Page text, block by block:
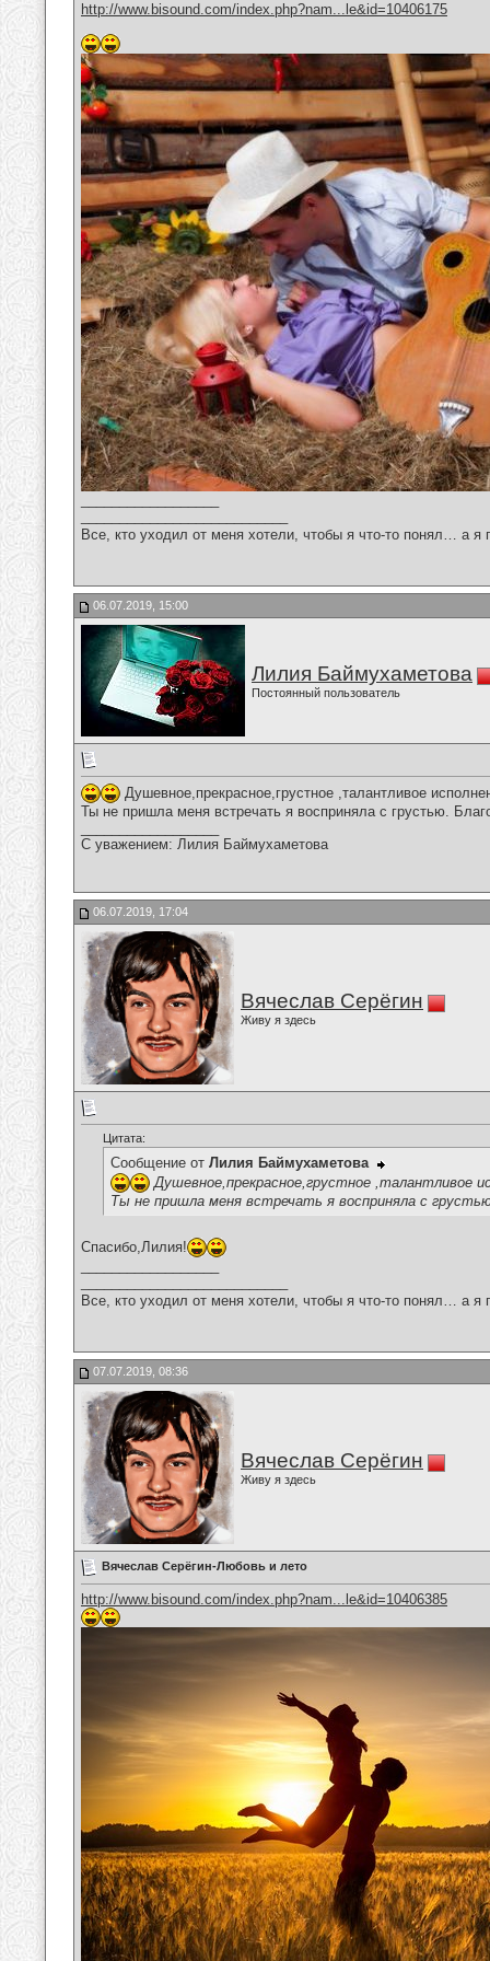
http://www.bisound.com/index.php?nam...le&id=10406175
Все, кто уходил от меня хотели, чтобы я что-то понял… а
06.07.2019, 15:00
Лилия Баймухаметова
Постоянный пользователь
Душевное,прекрасное,грустное ,талантливое
Ты не пришла меня встречать я восприняла с грустью.
С уважением: Лилия Баймухаметова
06.07.2019, 17:04
Вячеслав Серёгин
Живу я здесь
Цитата:
Сообщение от Лилия Баймухаметова
Душевное,прекрасное,грустное ,талантливое
Ты не пришла меня встречать я восприняла с
Спасибо,Лилия!
Все, кто уходил от меня хотели, чтобы я что-то понял… а
07.07.2019, 08:36
Вячеслав Серёгин
Живу я здесь
Вячеслав Серёгин-Любовь и лето
http://www.bisound.com/index.php?nam...le&id=10406385